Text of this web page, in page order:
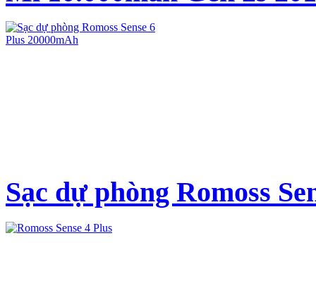
Sạc dự phòng Romoss